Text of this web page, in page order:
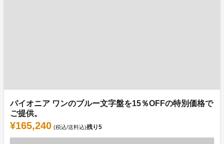
パイオニア ワンのブルー文字盤を15％OFFの特別価格で
ご提供。
¥165,240 (税込/送料込)残り5